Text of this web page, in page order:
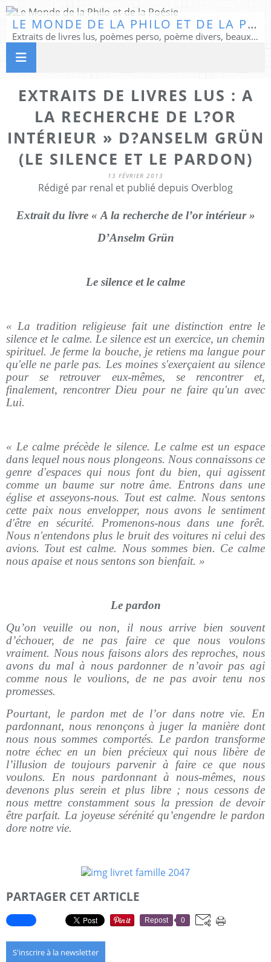
LE MONDE DE LA PHILO ET DE LA POÉSIE
Extraits de livres lus, poèmes perso, poème divers, beaux textes...
EXTRAITS DE LIVRES LUS : A
LA RECHERCHE DE L?OR
INTÉRIEUR » D?ANSELM GRÜN
(LE SILENCE ET LE PARDON)
13 FÉVRIER 2013
Rédigé par renal et publié depuis Overblog
Extrait du livre « A la recherche de l’or intérieur »
D’Anselm Grün
Le silence et le calme
« La tradition religieuse fait une distinction entre le
silence et le calme. Le silence est un exercice, un chemin
spirituel. Je ferme la bouche, je retiens ma langue pour
qu'elle ne parle pas. Les moines s'exerçaient au silence
pour se retrouver eux-mêmes, se rencontrer et,
finalement, rencontrer Dieu pour ne faire qu'un avec
Lui.
« Le calme précède le silence. Le calme est un espace
dans lequel nous nous plongeons. Nous connaissons ce
genre d'espaces qui nous font du bien, qui agissent
comme un baume sur notre âme. Entrons dans une
église et asseyons-nous. Tout est calme. Nous sentons
cette paix nous envelopper, nous avons le sentiment
d'être en sécurité. Promenons-nous dans une forêt.
Nous n'entendons plus le bruit des voitures ni celui des
avions. Tout est calme. Nous sommes bien. Ce calme
nous apaise et nous sentons son bienfait. »
Le pardon
Qu’on veuille ou non, il nous arrive bien souvent
d’échouer, de ne pas faire ce que nous voulons
vraiment. Nous nous faisons alors des reproches, nous
avons du mal à nous pardonner de n’avoir pas agi
comme nous le voulions, de ne pas avoir tenu nos
promesses.
Pourtant, le pardon met de l’or dans notre vie. En
pardonnant, nous renonçons à juger la manière dont
nous nous sommes comportés. Le pardon transforme
notre échec en un bien précieux qui nous libère de
l’illusion de toujours parvenir à faire ce que nous
voulons. En nous pardonnant à nous-mêmes, nous
devenons plus serein et plus libre ; nous cessons de
nous mettre constamment sous la pression de devoir
être parfait. La joyeuse sérénité qu’engendre le pardon
dore notre vie.
PARTAGER CET ARTICLE
Repost 0
S'inscrire à la newsletter